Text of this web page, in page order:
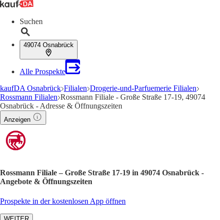
Suchen
49074 Osnabrück
Alle Prospekte
kaufDA Osnabrück Filialen Drogerie-und-Parfuemerie Filialen
Rossmann Filialen Rossmann Filiale - Große Straße 17-19, 49074
Osnabrück - Adresse & Öffnungszeiten
Anzeigen
Rossmann Filiale – Große Straße 17-19 in 49074 Osnabrück -
Angebote & Öffnungszeiten
Prospekte in der kostenlosen App öffnen